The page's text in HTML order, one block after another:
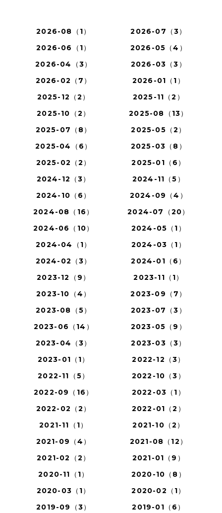
2026-08（1）
2026-07（3）
2026-06（1）
2026-05（4）
2026-04（3）
2026-03（3）
2026-02（7）
2026-01（1）
2025-12（2）
2025-11（2）
2025-10（2）
2025-08（13）
2025-07（8）
2025-05（2）
2025-04（6）
2025-03（8）
2025-02（2）
2025-01（6）
2024-12（3）
2024-11（5）
2024-10（6）
2024-09（4）
2024-08（16）
2024-07（20）
2024-06（10）
2024-05（1）
2024-04（1）
2024-03（1）
2024-02（3）
2024-01（6）
2023-12（9）
2023-11（1）
2023-10（4）
2023-09（7）
2023-08（5）
2023-07（3）
2023-06（14）
2023-05（9）
2023-04（3）
2023-03（3）
2023-01（1）
2022-12（3）
2022-11（5）
2022-10（3）
2022-09（16）
2022-03（1）
2022-02（2）
2022-01（2）
2021-11（1）
2021-10（2）
2021-09（4）
2021-08（12）
2021-02（2）
2021-01（9）
2020-11（1）
2020-10（8）
2020-03（1）
2020-02（1）
2019-09（3）
2019-01（6）